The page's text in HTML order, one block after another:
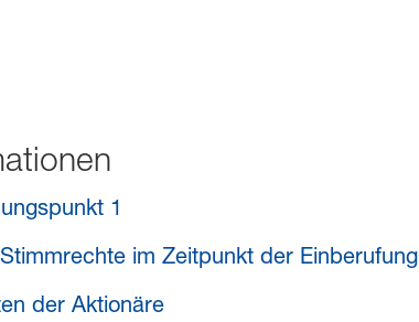
1
im Zeitpunkt der Einberufung
der Aktionäre